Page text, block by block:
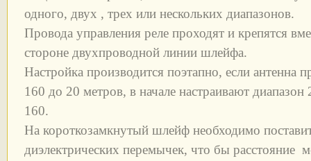
одного, двух , трех или нескольких диапазонов.
Провода управления реле проходят и крепятся
стороне двухпроводной линии шлейфа.
Настройка производится поэтапно, если антенна
160 до 20 метров, в начале настраивают
160.
На короткозамкнутый шлейф необходимо
диэлектрических перемычек, что бы расстояние